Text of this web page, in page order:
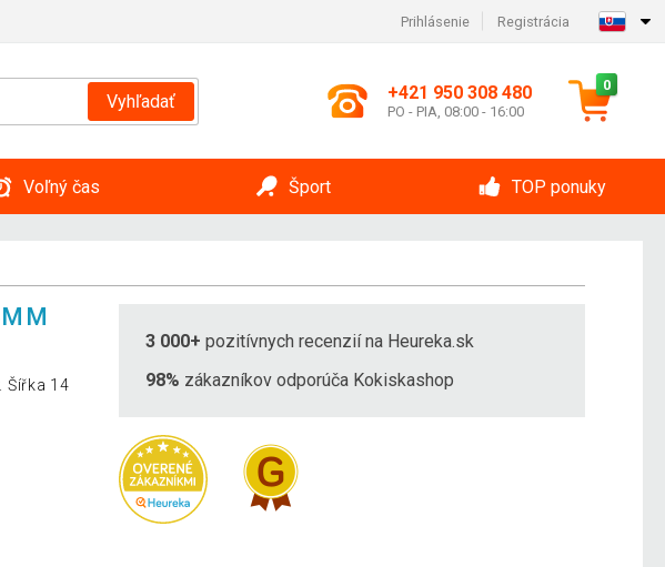
Prihlásenie Registrácia
Vyhľadať +421 950 308 480
PO - PIA, 08:00 - 16:00
0
Voľný čas Šport TOP ponuky
Šířka 14
3 000+ pozitívnych recenzií na Heureka.sk
98% zákazníkov odporúča Kokiskashop